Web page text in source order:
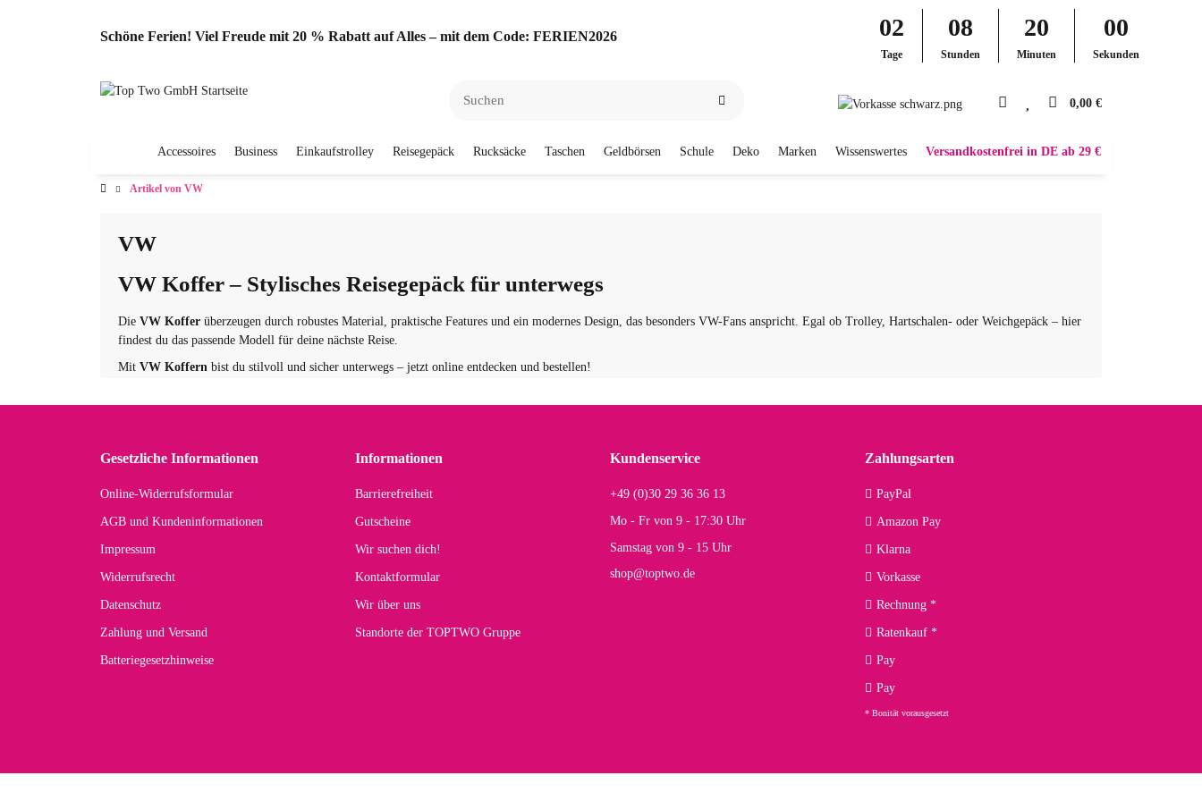
Schöne Ferien! Viel Freude mit 20 % Rabatt auf Alles – mit dem Code: FERIEN2026 02
Tage
08
Stunden
20
Minuten
00
Sekunden
0,00 €
Accessoires Business Einkaufstrolley Reisegepäck Rucksäcke Taschen Geldbörsen Schule Deko Marken Wissenswertes Versandkostenfrei in DE ab 29 €
Artikel von VW
VW
VW Koffer – Stylisches Reisegepäck für unterwegs
Die VW Koffer überzeugen durch robustes Material, praktische Features und ein modernes Design, das besonders VW-Fans anspricht. Egal ob Trolley, Hartschalen- oder Weichgepäck – hier
findest du das passende Modell für deine nächste Reise.
Mit VW Koffern bist du stilvoll und sicher unterwegs – jetzt online entdecken und bestellen!
Gesetzliche Informationen
Online-Widerrufsformular
AGB und Kundeninformationen
Impressum
Widerrufsrecht
Datenschutz
Zahlung und Versand
Batteriegesetzhinweise
Informationen
Barrierefreiheit
Gutscheine
Wir suchen dich!
Kontaktformular
Wir über uns
Standorte der TOPTWO Gruppe
Kundenservice
+49 (0)30 29 36 36 13
Mo - Fr von 9 - 17:30 Uhr
Samstag von 9 - 15 Uhr
shop@toptwo.de
Zahlungsarten
PayPal
Amazon Pay
Klarna
Vorkasse
Rechnung *
Ratenkauf *
Pay
Pay
* Bonität vorausgesetzt